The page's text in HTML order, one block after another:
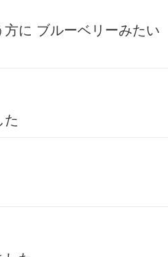
方に ブルーベリーみたい
た